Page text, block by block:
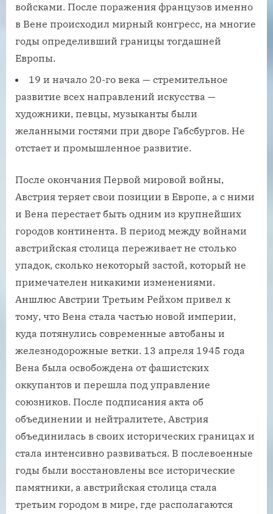
войсками. После поражения французов именно
в Вене происходил мирный конгресс, на многие
годы определивший границы тогдашней
Европы.
19 и начало 20-го века — стремительное
развитие всех направлений искусства —
художники, певцы, музыканты были
желанными гостями при дворе Габсбургов. Не
отстает и промышленное развитие.
После окончания Первой мировой войны,
Австрия теряет свои позиции в Европе, а с ними
и Вена перестает быть одним из крупнейших
городов континента. В период между войнами
австрийская столица переживает не столько
упадок, сколько некоторый застой, который не
примечателен никакими изменениями.
Аншлюс Австрии Третьим Рейхом привел к
тому, что Вена стала частью новой империи,
куда потянулись современные автобаны и
железнодорожные ветки. 13 апреля 1945 года
Вена была освобождена от фашистских
оккупантов и перешла под управление
союзников. После подписания акта об
объединении и нейтралитете, Австрия
объединилась в своих исторических границах и
стала интенсивно развиваться. В послевоенные
годы были восстановлены все исторические
памятники, а австрийская столица стала
третьим городом в мире, где располагаются